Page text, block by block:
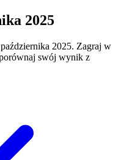
2025
2025. Zagraj w
swój wynik z